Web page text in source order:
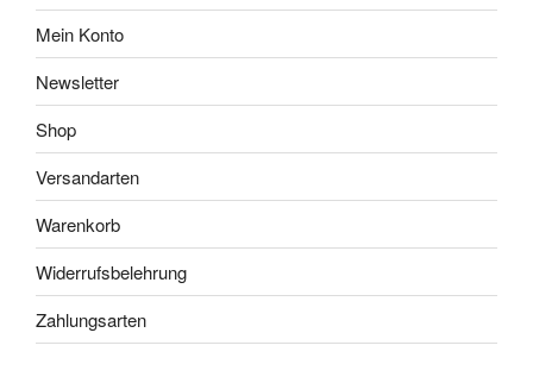
Mein Konto
Newsletter
Shop
Versandarten
Warenkorb
Widerrufsbelehrung
Zahlungsarten